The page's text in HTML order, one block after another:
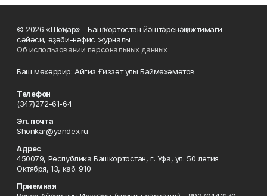
© 2026 «Шоңҡар» - Башҡортостан йәштәренәң ижтимағи-
сәйәси, әҙәби-нәфис журналы
Об использовании персональных данных
Баш мөхәррир: Айгиз Ғиззәт улы Баймөхәмәтов
Телефон
(347)272-61-64
Эл. почта
Shonkar@yandex.ru
Адрес
450079, Республика Башкортостан, г. Уфа, ул. 50 летия
Октября, 13, каб. 910
Приемная